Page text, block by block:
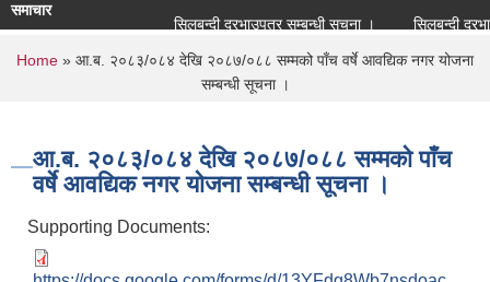
समाचार
सिलबन्दी दरभाउपत्र सम्बन्धी सूचना ।
सिलबन्दी
You are here
Home » आ.ब. २०८३/०८४ देखि २०८७/०८८ सम्मको पाँच वर्षे आवद्यिक नगर योजना
सम्बन्धी सूचना ।
आ.ब. २०८३/०८४ देखि २०८७/०८८ सम्मको पाँच
वर्षे आवद्यिक नगर योजना सम्बन्धी सूचना ।
Supporting Documents: